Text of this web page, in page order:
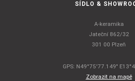
SÍDLO &
A-keramika
Jateční 862/32
301 00 Plzeň
GPS: N49°75'77.149"
Zobrazit na mapě